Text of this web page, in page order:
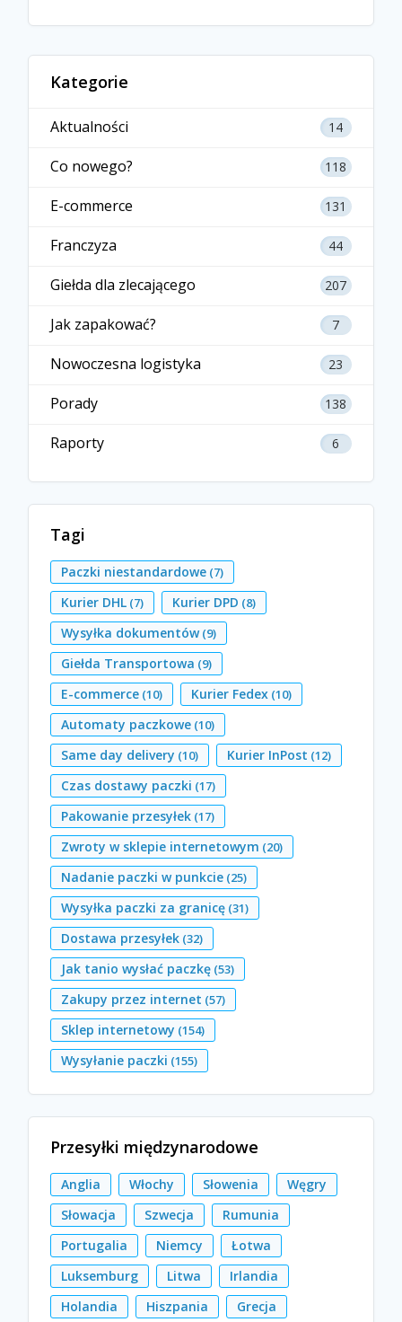
Kategorie
Aktualności 14
Co nowego? 118
E-commerce 131
Franczyza 44
Giełda dla zlecającego 207
Jak zapakować? 7
Nowoczesna logistyka 23
Porady 138
Raporty 6
Tagi
Paczki niestandardowe (7)
Kurier DHL (7) Kurier DPD (8)
Wysyłka dokumentów(9)
Giełda Transportowa (9)
E-commerce (10) Kurier Fedex (10)
Automaty paczkowe (10)
Same day delivery (10) Kurier InPost (12)
Czas dostawy paczki (17)
Pakowanie przesyłek (17)
Zwroty w sklepie internetowym (20)
Nadanie paczki w punkcie (25)
Wysyłka paczki za granicę (31)
Dostawa przesyłek (32)
Jak tanio wysłać paczkę (53)
Zakupy przez internet (57)
Sklep internetowy (154)
Wysyłanie paczki (155)
Przesyłki międzynarodowe
Anglia Włochy Słowenia
Węgry
Słowacja
Szwecja
Rumunia
Portugalia
Niemcy
Łotwa
Luksemburg
Litwa
Irlandia
Holandia
Hiszpania Grecja